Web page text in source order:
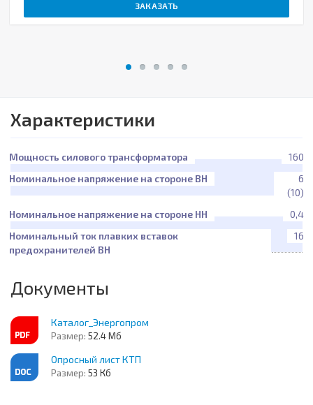
ЗАКАЗАТЬ
Характеристики
Мощность силового трансформатора
160
Номинальное напряжение на стороне ВН
6
(10)
Номинальное напряжение на стороне НН
0,4
Номинальный ток плавких вставок
предохранителей ВН
16
Документы
Каталог_Энергопром
Размер: 52.4 Мб
Опросный лист КТП
Размер: 53 Кб